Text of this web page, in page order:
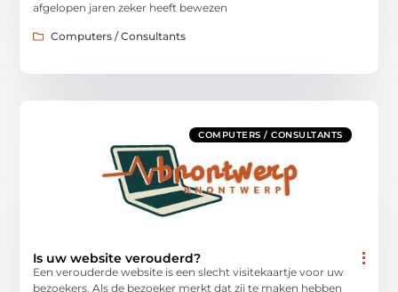
afgelopen jaren zeker heeft bewezen
Computers / Consultants
COMPUTERS / CONSULTANTS
Is uw website verouderd?
Een verouderde website is een slecht visitekaartje voor uw
bezoekers. Als de bezoeker merkt dat zij te maken hebben